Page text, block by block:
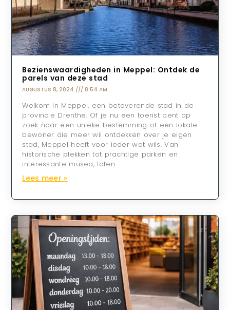
Bezienswaardigheden in Meppel: Ontdek de
parels van deze stad
AUGUSTUS 8, 2024 8:54 AM
Welkom in Meppel, een betoverende stad in de
provincie Drenthe. Of je nu een toerist bent op
zoek naar een unieke bestemming of een lokale
bewoner die meer wil ontdekken over je eigen
stad, Meppel heeft voor ieder wat wils. Van
historische plekken tot prachtige parken en
interessante musea, laten
Lees meer »